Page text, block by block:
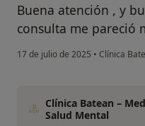
Buena atención , y
consulta me pareció
17 de julio de 2025 • Clínica
Clínica Batean –
Salud Mental